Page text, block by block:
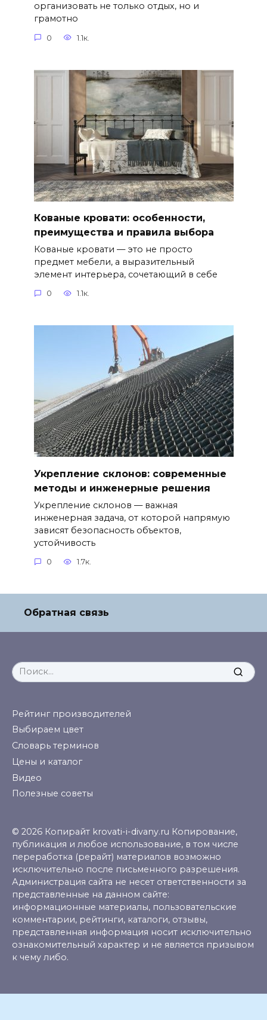
организовать не только отдых, но и
грамотно
0 1.1к.
Кованые кровати: особенности,
преимущества и правила выбора
Кованые кровати — это не просто
предмет мебели, а выразительный
элемент интерьера, сочетающий в себе
0 1.1к.
Укрепление склонов: современные
методы и инженерные решения
Укрепление склонов — важная
инженерная задача, от которой напрямую
зависят безопасность объектов,
устойчивость
0 1.7к.
Обратная связь
Search
for:
Рейтинг производителей
Выбираем цвет
Словарь терминов
Цены и каталог
Видео
Полезные советы
© 2026 Копирайт krovati-i-divany.ru Копирование,
публикация и любое использование, в том числе
переработка (рерайт) материалов возможно
исключительно после письменного разрешения.
Администрация сайта не несет ответственности за
представленные на данном сайте:
информационные материалы, пользовательские
комментарии, рейтинги, каталоги, отзывы,
представленная информация носит исключительно
ознакомительный характер и не является призывом
к чему либо.